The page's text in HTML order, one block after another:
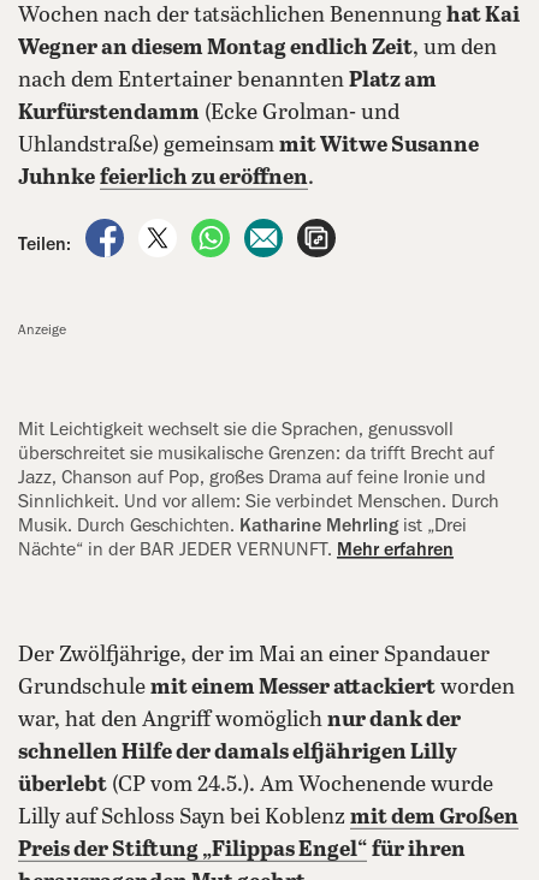
Wochen nach der tatsächlichen Benennung hat Kai
Wegner an diesem Montag endlich Zeit, um den
nach dem Entertainer benannten Platz am
Kurfürstendamm (Ecke Grolman- und
Uhlandstraße) gemeinsam mit Witwe Susanne
Juhnke feierlich zu eröffnen.
Teilen:
auf Facebook teilen
auf X teilenper WhatsApp teilen
per E-Mail teilen
Anzeige
Mit Leichtigkeit wechselt sie die ‍Sprachen, genussvoll
überschreitet sie musikalische Grenzen: da trifft Brecht auf
Jazz, Chanson auf Pop, großes Drama auf feine Ironie und
Sinnlichkeit. Und vor allem: Sie verbindet ‍Menschen. Durch
Musik. Durch ‍Geschichten. Katharine Mehrlingist „Drei
Nächte“ in der BAR JEDER ‍VERNUNFT. Mehr erfahren
Der Zwölfjährige, der im Mai an einer Spandauer
Grundschule mit einem Messer attackiert worden
war, hat den Angriff womöglich nur dank der
schnellen Hilfe der damals elfjährigen Lilly
überlebt (CP vom 24.5.). Am Wochenende wurde
Lilly auf Schloss Sayn bei Koblenz mit dem Großen
Preis der Stiftung „Filippas Engel“ für ihren